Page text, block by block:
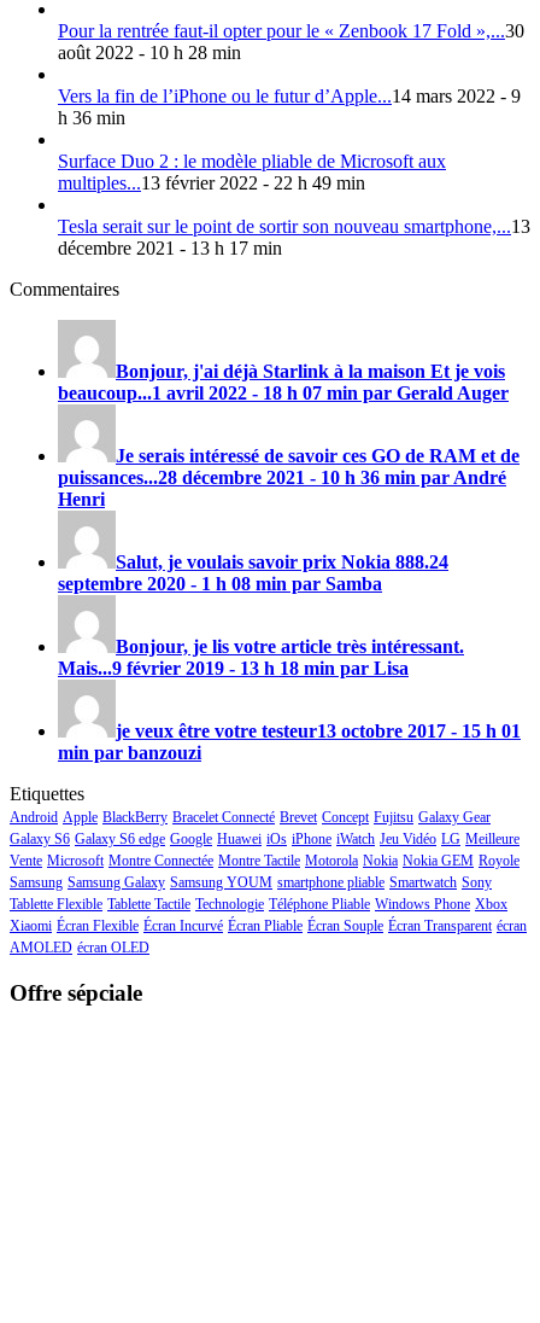
Pour la rentrée faut-il opter pour le « Zenbook 17 Fold »,...30
août 2022 - 10 h 28 min
Vers la fin de l’iPhone ou le futur d’Apple...14 mars 2022 - 9
h 36 min
Surface Duo 2 : le modèle pliable de Microsoft aux
multiples...13 février 2022 - 22 h 49 min
Tesla serait sur le point de sortir son nouveau smartphone,...13
décembre 2021 - 13 h 17 min
Commentaires
Bonjour, j'ai déjà Starlink à la maison Et je vois
beaucoup...1 avril 2022 - 18 h 07 min par Gerald Auger
Je serais intéressé de savoir ces GO de RAM et de
puissances...28 décembre 2021 - 10 h 36 min par André
Henri
Salut, je voulais savoir prix Nokia 888.24
septembre 2020 - 1 h 08 min par Samba
Bonjour, je lis votre article très intéressant.
Mais...9 février 2019 - 13 h 18 min par Lisa
je veux être votre testeur13 octobre 2017 - 15 h 01
min par banzouzi
Etiquettes
Android Apple BlackBerry Bracelet Connecté Brevet Concept Fujitsu Galaxy Gear
Galaxy S6 Galaxy S6 edge Google Huawei iOs iPhone iWatch Jeu Vidéo LG Meilleure
Vente Microsoft Montre Connectée Montre Tactile Motorola Nokia Nokia GEM Royole
Samsung Samsung Galaxy Samsung YOUM smartphone pliable Smartwatch Sony
Tablette Flexible Tablette Tactile Technologie Téléphone Pliable Windows Phone Xbox
Xiaomi Écran Flexible Écran Incurvé Écran Pliable Écran Souple Écran Transparent écran
AMOLED écran OLED
Offre sépciale